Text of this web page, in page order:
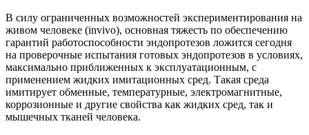
В силу ограниченных возможностей экспериментирования на
живом человеке (invivo), основная тяжесть по обеспечению
гарантий работоспособности эндопротезов ложится сегодня
на проверочные испытания готовых эндопротезов в условиях,
максимально приближенных к эксплуатационным, с
применением жидких имитационных сред. Такая среда
имитирует обменные, температурные, электромагнитные,
коррозионные и другие свойства как жидких сред, так и
мышечных тканей человека.